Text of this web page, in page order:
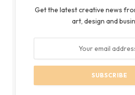
Get the latest creative news
art, design and